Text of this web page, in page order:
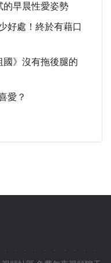
的早晨性愛姿勢
好處！終於有藉口
》沒有拖後腿的
愛？